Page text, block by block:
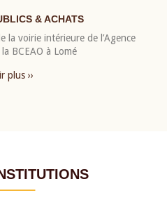
& ACHATS
la voirie intérieure de l’Agence
BCEAO à Lomé
plus ››